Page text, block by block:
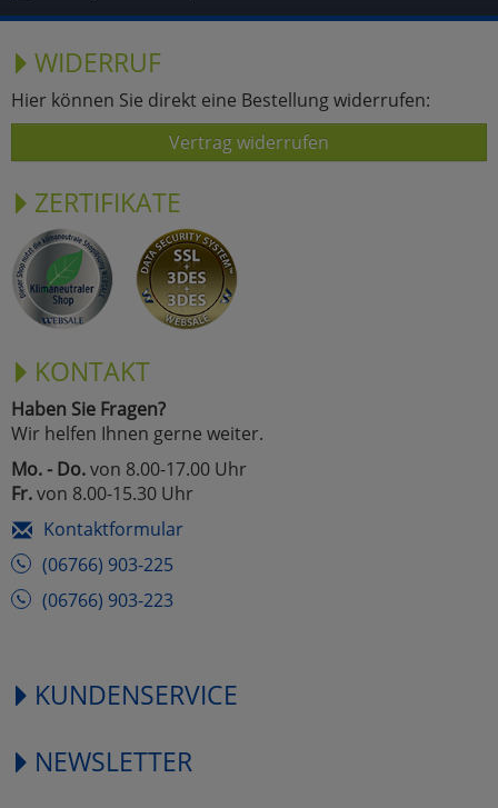
WIDERRUF
Hier können Sie direkt eine Bestellung widerrufen:
Vertrag widerrufen
ZERTIFIKATE
KONTAKT
Haben Sie Fragen?
Wir helfen Ihnen gerne weiter.
Mo. - Do.von 8.00-17.00 Uhr
Fr.von 8.00-15.30 Uhr
Kontaktformular
(06766) 903-225
(06766) 903-223
KUNDENSERVICE
NEWSLETTER